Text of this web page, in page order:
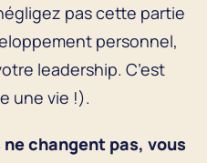
pas cette partie
personnel,
leadership. C’est
une vie !).
changent pas, vous